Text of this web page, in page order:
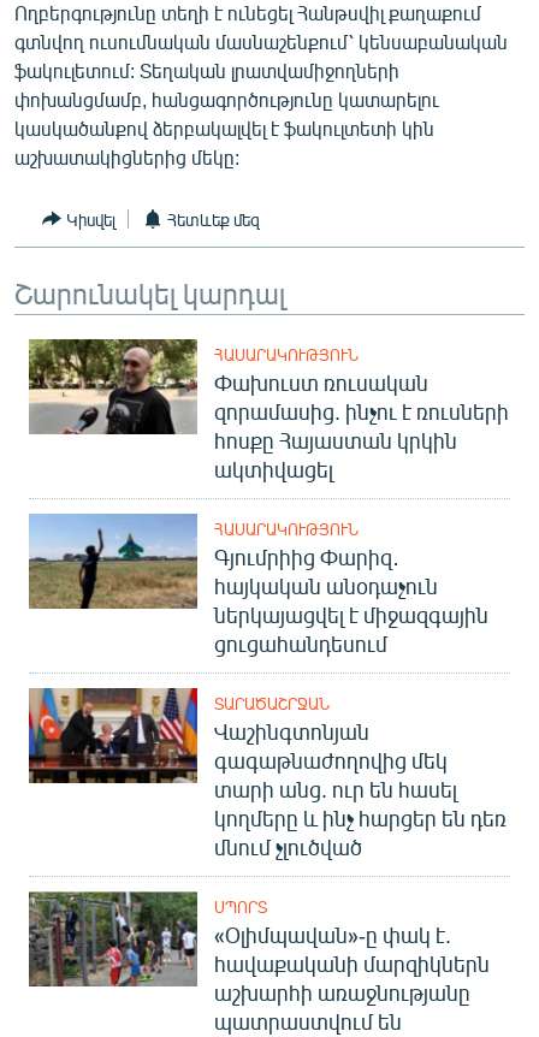
ՄՇԱԿՈՒՅԹ
ՍՊՈՐՏ
ՄԵԿՆԱԲԱՆՈՒԹՅՈՒՆ
ՏՏ ԵՒ ԻՆՏԵՐՆԵՏ
ՏԵՍԱՆՅՈՒԹԵՐ
ՁԳՏԵԼՈՎ ԼԱՎԱԳՈՒՅՆԻՆ
ՓՈԴՔԱՍԹ
English
Русский
«Ազատության» բոլոր կայքերը
Ողբերգությունը տեղի է ունեցել Հանթսվիլ քաղաքում
գտնվող ուսումնական մասնաշենքում՝ կենսաբանական
ֆակուլետում: Տեղական լրատվամիջողների
փոխանցմամբ, հանցագործությունը կատարելու
կասկածանքով ձերբակալվել է ֆակուլտետի կին
աշխատակիցներից մեկը:
Կիսվել Հետևեք մեզ
Շարունակել կարդալ
ՀԱՍԱՐԱԿՈՒԹՅՈՒՆ
Փախուստ ռուսական
զորամասից. ինչու է ռուսների
հոսքը Հայաստան կրկին
ակտիվացել
ՀԱՍԱՐԱԿՈՒԹՅՈՒՆ
Գյումրիից Փարիզ․
հայկական անօդաչուն
ներկայացվել է միջազգային
ցուցահանդեսում
ՏԱՐԱԾԱՇՐՋԱՆ
Վաշինգտոնյան
գագաթնաժողովից մեկ
տարի անց. ուր են հասել
կողմերը և ինչ հարցեր են դեռ
մնում չլուծված
ՍՊՈՐՏ
«Օլիմպավան»-ը փակ է.
հավաքականի մարզիկներն
աշխարհի առաջնությանը
պատրաստվում են